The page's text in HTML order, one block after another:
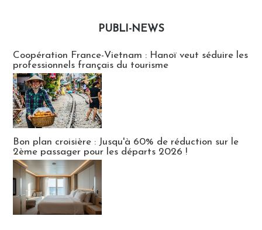
PUBLI-NEWS
Coopération France-Vietnam : Hanoï veut séduire les
professionnels français du tourisme
Bon plan croisière : Jusqu'à 60% de réduction sur le
2ème passager pour les départs 2026 !